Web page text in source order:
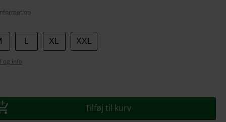
XL XXL
og info
Tilføj til kurv